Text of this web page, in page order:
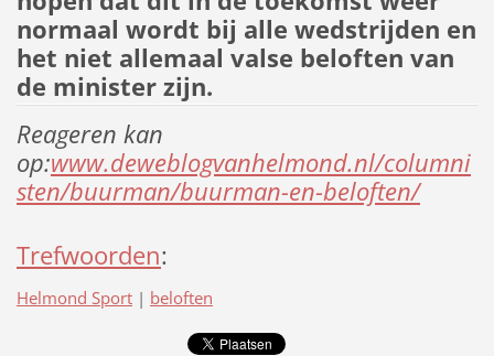
normaal wordt bij alle wedstrijden en
het niet allemaal valse beloften van
de minister zijn.
Reageren kan
op:www.deweblogvanhelmond.nl/columni
sten/buurman/buurman-en-beloften/
Trefwoorden:
Helmond Sport | beloften